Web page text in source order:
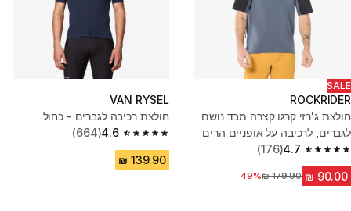
SALE
ROCKRIDER
חולצת ג'רזי קרגו קצרה מבד נושם
לגברים, לרכיבה על אופניים הרים
דגם 500
4.7
4.7 out of 5 stars from 176 reviews
(176)
מחיר לפני הנחה‏179.90 ₪
49%
VAN RYSEL
חולצת רכיבה לגברים - כחול
4.6
4.6 out of 5 stars from 664 reviews
(664)